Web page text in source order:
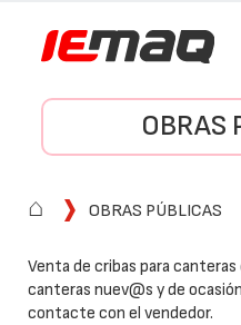
OBRAS
⌂ OBRAS PÚBLICAS
Venta de cribas para
canteras nuev@s y de
contacte con el vendedor.